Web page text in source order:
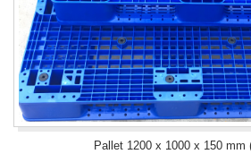
Pallet 1200 x 1000 x 150 mm